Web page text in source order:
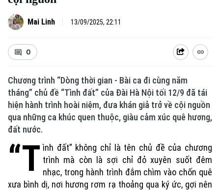
Mai Linh 13/09/2025, 22:11
0
Chương trình “Dòng thời gian - Bài ca đi cùng năm
tháng” chủ đề “Tình đất” của Đài Hà Nội tối 12/9 đã tái
hiện hành trình hoài niệm, đưa khán giả trở về cội nguồn
qua những ca khúc quen thuộc, giàu cảm xúc quê hương,
đất nước.
“T ình đất” không chỉ là tên chủ đề của chương
trình mà còn là sợi chỉ đỏ xuyên suốt đêm
nhạc, trong hành trình đắm chìm vào chốn quê
xưa bình dị, nơi hương rơm rạ thoảng qua ký ức, gợi nên